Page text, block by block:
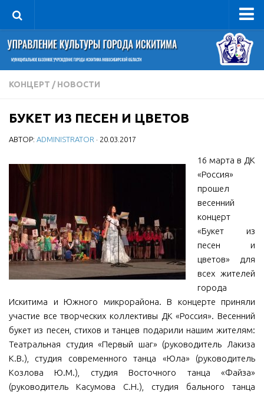
Управление
Руководитель
Сведения об организации
Книга почета культуры
Фотогалерея
Учредительные документы
Противодействие коррупции
Отчеты о деятельности
Учреждения культуры
МБУ Дом культуры «Молодость»
МБУ Дом культуры «Октябрь»
МБОУ ДО «Детская школа искусств»
МБОУ ДО «Детская музыкальная школа»
МБУК «Искитимский городской историко-художественный
музей»
МБУ Парк культуры и отдыха им. И.В. Коротеева
КОНЦЕРТ / НОВОСТИ
БУКЕТ ИЗ ПЕСЕН И ЦВЕТОВ
АВТОР: ADMINISTRATOR · 20.03.2017
16 марта в ДК
«Россия»
прошел
весенний
концерт
«Букет из
песен и
цветов» для
всех жителей
города
Искитима и Южного микрорайона. В концерте приняли
участие все творческих коллективы ДК «Россия». Весенний
букет из песен, стихов и танцев подарили нашим жителям:
Театральная студия «Первый шаг» (руководитель Лакиза
К.В.), студия современного танца «Юла» (руководитель
Козлова Ю.М.), студия Восточного танца «Файза»
(руководитель Касумова С.Н.), студия бального танца